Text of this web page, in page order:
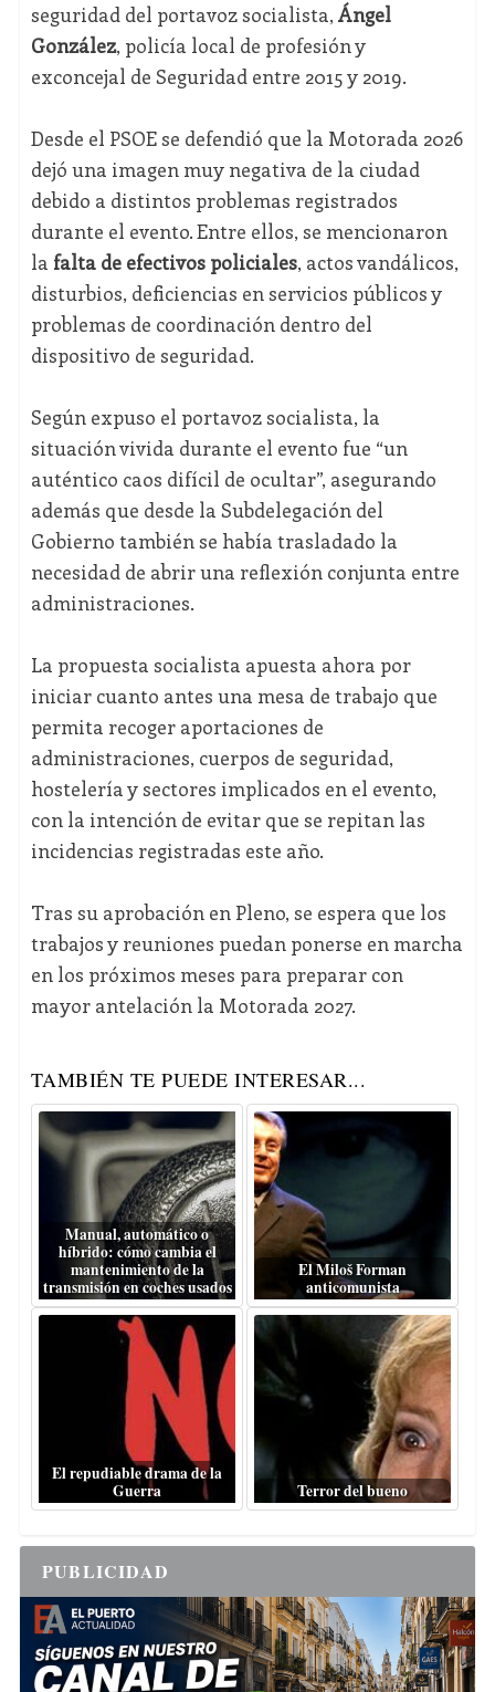
seguridad del portavoz socialista, Ángel
González, policía local de profesión y
exconcejal de Seguridad entre 2015 y 2019.
Desde el PSOE se defendió que la Motorada 2026
dejó una imagen muy negativa de la ciudad
debido a distintos problemas registrados
durante el evento. Entre ellos, se mencionaron
la falta de efectivos policiales, actos vandálicos,
disturbios, deficiencias en servicios públicos y
problemas de coordinación dentro del
dispositivo de seguridad.
Según expuso el portavoz socialista, la
situación vivida durante el evento fue “un
auténtico caos difícil de ocultar”, asegurando
además que desde la Subdelegación del
Gobierno también se había trasladado la
necesidad de abrir una reflexión conjunta entre
administraciones.
La propuesta socialista apuesta ahora por
iniciar cuanto antes una mesa de trabajo que
permita recoger aportaciones de
administraciones, cuerpos de seguridad,
hostelería y sectores implicados en el evento,
con la intención de evitar que se repitan las
incidencias registradas este año.
Tras su aprobación en Pleno, se espera que los
trabajos y reuniones puedan ponerse en marcha
en los próximos meses para preparar con
mayor antelación la Motorada 2027.
TAMBIÉN TE PUEDE INTERESAR...
Manual, automático o
híbrido: cómo cambia el
mantenimiento de la
transmisión en coches usados
El Miloš Forman
anticomunista
El repudiable drama de la
Guerra
Terror del bueno
PUBLICIDAD